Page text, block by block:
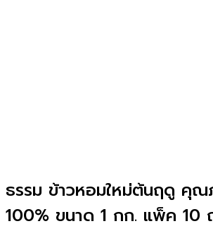
ธรรม ข้าวหอมใหม่ต้นฤดู คุ
100% ขนาด 1 กก. แพ็ค 10